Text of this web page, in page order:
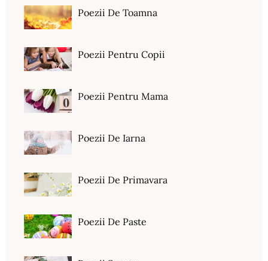
Poezii De Toamna
Poezii Pentru Copii
Poezii Pentru Mama
Poezii De Iarna
Poezii De Primavara
Poezii De Paste